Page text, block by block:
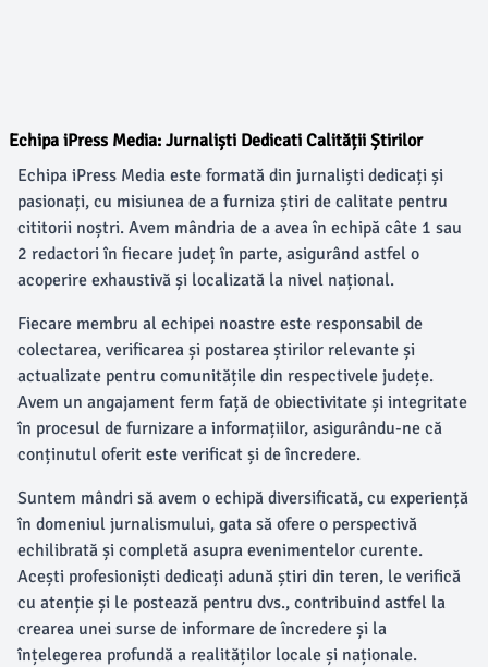
Echipa iPress Media: Jurnaliști Dedicati Calității Știrilor
Echipa iPress Media este formată din jurnaliști dedicați și
pasionați, cu misiunea de a furniza știri de calitate pentru
cititorii noștri. Avem mândria de a avea în echipă câte 1 sau
2 redactori în fiecare județ în parte, asigurând astfel o
acoperire exhaustivă și localizată la nivel național.
Fiecare membru al echipei noastre este responsabil de
colectarea, verificarea și postarea știrilor relevante și
actualizate pentru comunitățile din respectivele județe.
Avem un angajament ferm față de obiectivitate și integritate
în procesul de furnizare a informațiilor, asigurându-ne că
conținutul oferit este verificat și de încredere.
Suntem mândri să avem o echipă diversificată, cu experiență
în domeniul jurnalismului, gata să ofere o perspectivă
echilibrată și completă asupra evenimentelor curente.
Acești profesioniști dedicați adună știri din teren, le verifică
cu atenție și le postează pentru dvs., contribuind astfel la
crearea unei surse de informare de încredere și la
înțelegerea profundă a realităților locale și naționale.